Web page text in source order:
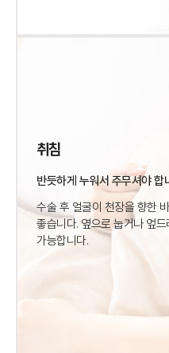
취침
반듯하게 누워서 주무셔야 합
수술 후 얼굴이 천장을 향한
좋습니다. 옆으로 눕거나 엎
가능합니다.